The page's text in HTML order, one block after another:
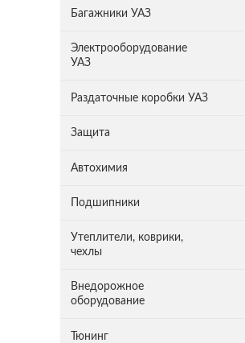
Багажники УАЗ
Электрооборудование
УАЗ
Раздаточные коробки УАЗ
Защита
Автохимия
Подшипники
Утеплители, коврики,
чехлы
Внедорожное
оборудование
Тюнинг